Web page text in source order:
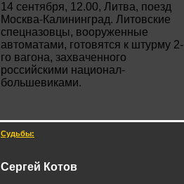
14 сентября, 12.00, Литва, поезд
Москва-Калининград. Литовские
спецназовцы, вооруженные
автоматами, готовятся к штурму 2-
го вагона, захваченного
российскими национал-
большевиками.
Судьбы:
Сергей Котов